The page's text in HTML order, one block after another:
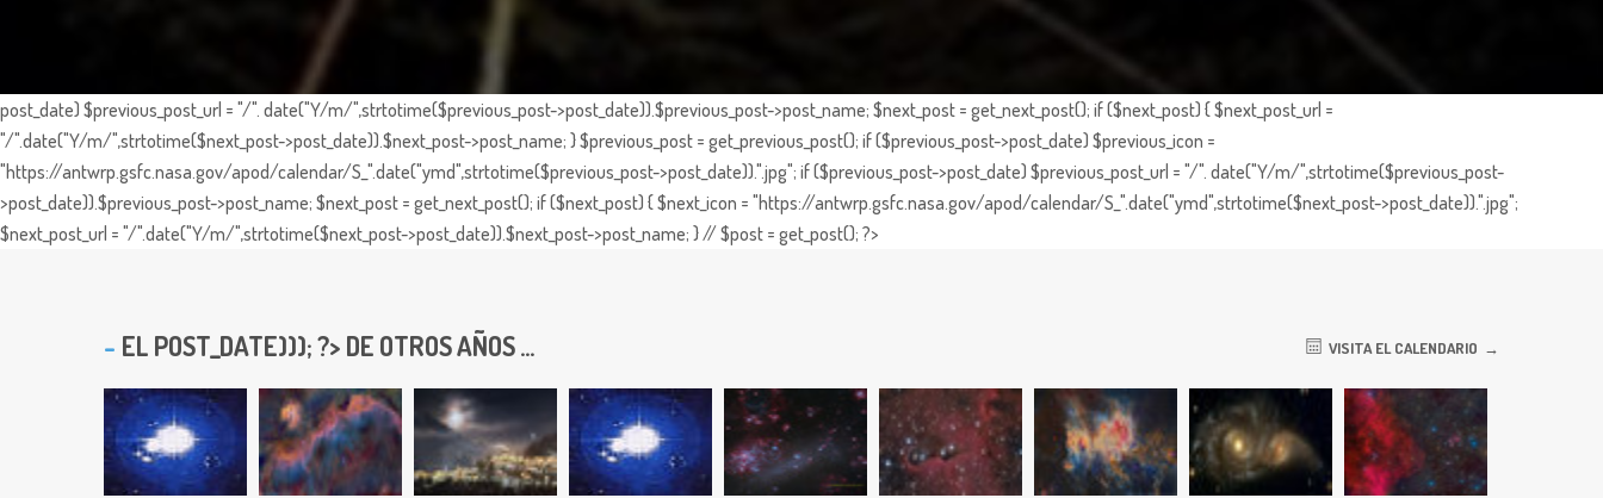
post_date) $previous_post_url = "/". date("Y/m/",strtotime($previous_post->post_date)).$previous_post->post_name; $next_post = get_next_post(); if ($next_post) { $next_post_url =
"/".date("Y/m/",strtotime($next_post->post_date)).$next_post->post_name; } $previous_post = get_previous_post(); if ($previous_post->post_date) $previous_icon =
"https://antwrp.gsfc.nasa.gov/apod/calendar/S_".date("ymd",strtotime($previous_post->post_date)).".jpg"; if ($previous_post->post_date) $previous_post_url = "/". date("Y/m/",strtotime($previous_post-
>post_date)).$previous_post->post_name; $next_post = get_next_post(); if ($next_post) { $next_icon = "https://antwrp.gsfc.nasa.gov/apod/calendar/S_".date("ymd",strtotime($next_post->post_date)).".jpg";
$next_post_url = "/".date("Y/m/",strtotime($next_post->post_date)).$next_post->post_name; } // $post = get_post(); ?>
EL POST_DATE))); ?> DE OTROS AÑOS ... VISITA EL CALENDARIO